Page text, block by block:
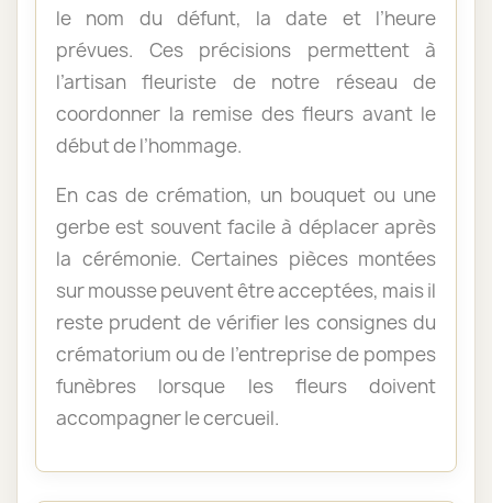
le nom du défunt, la date et l’heure
prévues. Ces précisions permettent à
l’artisan fleuriste de notre réseau de
coordonner la remise des fleurs avant le
début de l’hommage.
En cas de crémation, un bouquet ou une
gerbe est souvent facile à déplacer après
la cérémonie. Certaines pièces montées
sur mousse peuvent être acceptées, mais il
reste prudent de vérifier les consignes du
crématorium ou de l’entreprise de pompes
funèbres lorsque les fleurs doivent
accompagner le cercueil.